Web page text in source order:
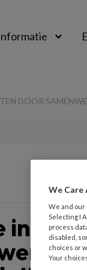
DOOR
We Care
We and our
Selecting I
process
disabled,
choices or
Your